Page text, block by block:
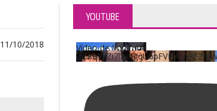
11/10/2018
YOUTUBE
Vídeo de YouTube